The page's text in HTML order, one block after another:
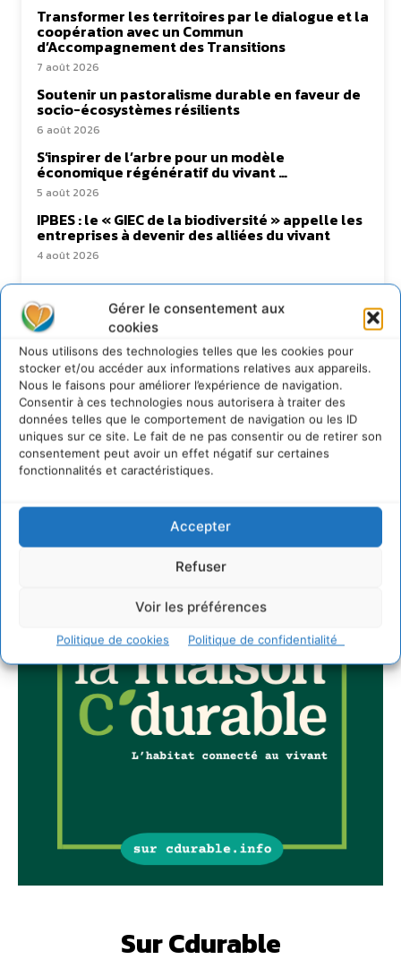
Gérer le consentement aux
cookies
Nous utilisons des technologies telles que les cookies pour
stocker et/ou accéder aux informations relatives aux appareils.
Nous le faisons pour améliorer l’expérience de navigation.
Consentir à ces technologies nous autorisera à traiter des
données telles que le comportement de navigation ou les ID
uniques sur ce site. Le fait de ne pas consentir ou de retirer son
consentement peut avoir un effet négatif sur certaines
fonctionnalités et caractéristiques.
Accepter
Refuser
Voir les préférences
Politique de cookies Politique de confidentialité
Transformer les territoires par le dialogue et la
coopération avec un Commun
d’Accompagnement des Transitions
7 août 2026
Soutenir un pastoralisme durable en faveur de
socio-écosystèmes résilients
6 août 2026
S’inspirer de l’arbre pour un modèle
économique régénératif du vivant …
5 août 2026
IPBES : le « GIEC de la biodiversité » appelle les
entreprises à devenir des alliées du vivant
4 août 2026
Newsletter
JE M'ABONNE
Sur Cdurable